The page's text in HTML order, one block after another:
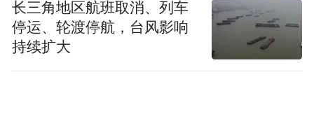
长三角地区航班取消、列车
停运、轮渡停航，台风影响
持续扩大